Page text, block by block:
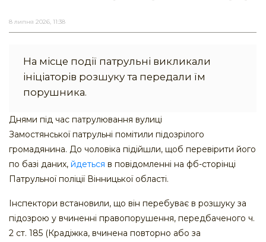
8 липня 2026, 11:38
На місце події патрульні викликали
ініціаторів розшуку та передали їм
порушника.
Днями під час патрулювання вулиці
Замостянської патрульні помітили підозрілого
громадянина. До чоловіка підійшли, щоб перевірити його
по базі даних, йдеться в повідомленні на фб-сторінці
Патрульної поліції Вінницької області.
Інспектори встановили, що він перебуває в розшуку за
підозрою у вчиненні правопорушення, передбаченого ч.
2 ст. 185 (Крадіжка, вчинена повторно або за